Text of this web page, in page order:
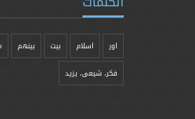
اور اسلام بیت بينهم
فکر، شیعی، یزيد